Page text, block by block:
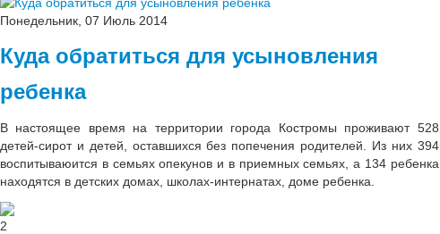
Понедельник, 07 Июль 2014
Куда обратиться для усыновления
ребенка
В настоящее время на территории города Костромы проживают 528
детей-сирот и детей, оставшихся без попечения родителей. Из них 394
воспитываюится в семьях опекунов и в приемных семьях, а 134 ребенка
находятся в детских домах, школах-интернатах, доме ребенка.
2